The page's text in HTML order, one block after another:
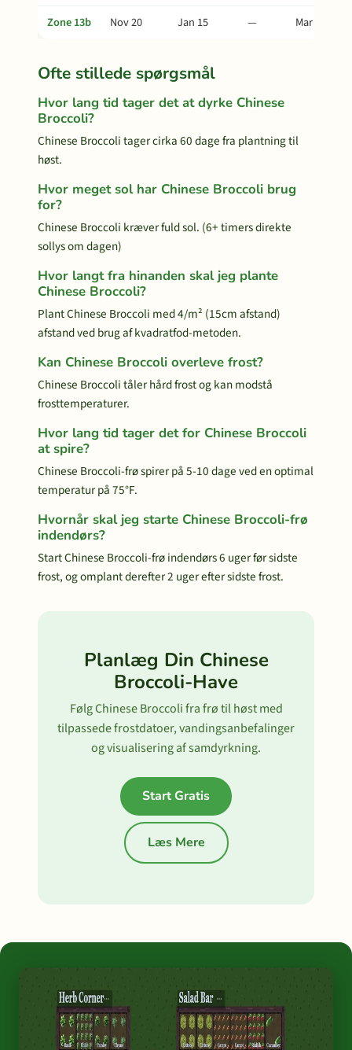
Zone 13b Nov 20 Jan 15 — Mar 16
Ofte stillede spørgsmål
Hvor lang tid tager det at dyrke Chinese
Broccoli?
Chinese Broccoli tager cirka 60 dage fra plantning til
høst.
Hvor meget sol har Chinese Broccoli brug
for?
Chinese Broccoli kræver fuld sol. (6+ timers direkte
sollys om dagen)
Hvor langt fra hinanden skal jeg plante
Chinese Broccoli?
Plant Chinese Broccoli med 4/m² (15cm afstand)
afstand ved brug af kvadratfod-metoden.
Kan Chinese Broccoli overleve frost?
Chinese Broccoli tåler hård frost og kan modstå
frosttemperaturer.
Hvor lang tid tager det for Chinese Broccoli
at spire?
Chinese Broccoli-frø spirer på 5-10 dage ved en optimal
temperatur på 75°F.
Hvornår skal jeg starte Chinese Broccoli-frø
indendørs?
Start Chinese Broccoli-frø indendørs 6 uger før sidste
frost, og omplant derefter 2 uger efter sidste frost.
Planlæg Din Chinese
Broccoli-Have
Følg Chinese Broccoli fra frø til høst med
tilpassede frostdatoer, vandingsanbefalinger
og visualisering af samdyrkning.
Start Gratis
Læs Mere